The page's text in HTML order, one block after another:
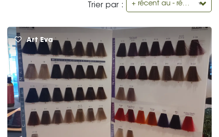
Trier par : + récent au - récent
Art Eva